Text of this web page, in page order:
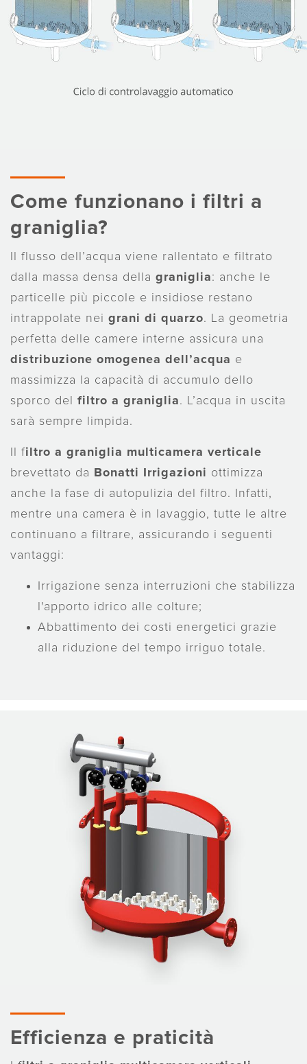
Come funzionano i filtri a
graniglia?
Il flusso dell’acqua viene rallentato e filtrato
dalla massa densa della graniglia: anche le
particelle più piccole e insidiose restano
intrappolate nei grani di quarzo. La geometria
perfetta delle camere interne assicura una
distribuzione omogenea dell’acqua e
massimizza la capacità di accumulo dello
sporco del filtro a graniglia. L’acqua in uscita
sarà sempre limpida.
Il filtro a graniglia multicamera verticale
brevettato da
Bonatti Irrigazioni ottimizza
anche la fase di autopulizia del filtro. Infatti,
mentre una camera è in lavaggio, tutte le altre
continuano a filtrare, assicurando i seguenti
vantaggi:
Irrigazione senza interruzioni che stabilizza
l'apporto idrico alle colture;
Abbattimento dei costi energetici grazie
alla riduzione del tempo irriguo totale.
Efficienza e praticità